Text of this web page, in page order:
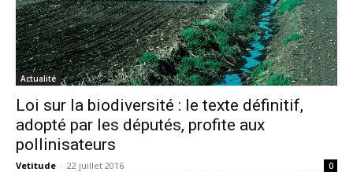
Actualité
Loi sur la biodiversité : le texte définitif,
adopté par les députés, profite aux
pollinisateurs
Vetitude - 22 juillet 2016 0